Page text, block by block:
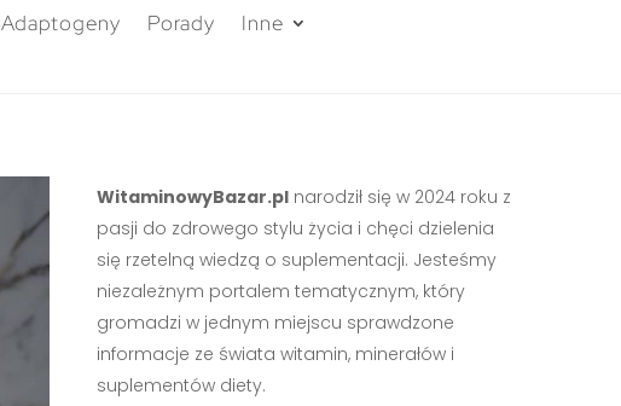
Adaptogeny Porady Inne
WitaminowyBazar.plnarodził się w 2024 roku z
pasji do zdrowego stylu życia i chęci dzielenia
się rzetelną wiedzą o suplementacji. Jesteśmy
niezależnym portalem tematycznym, który
gromadzi w jednym miejscu sprawdzone
informacje ze świata witamin, minerałów i
suplementów diety.